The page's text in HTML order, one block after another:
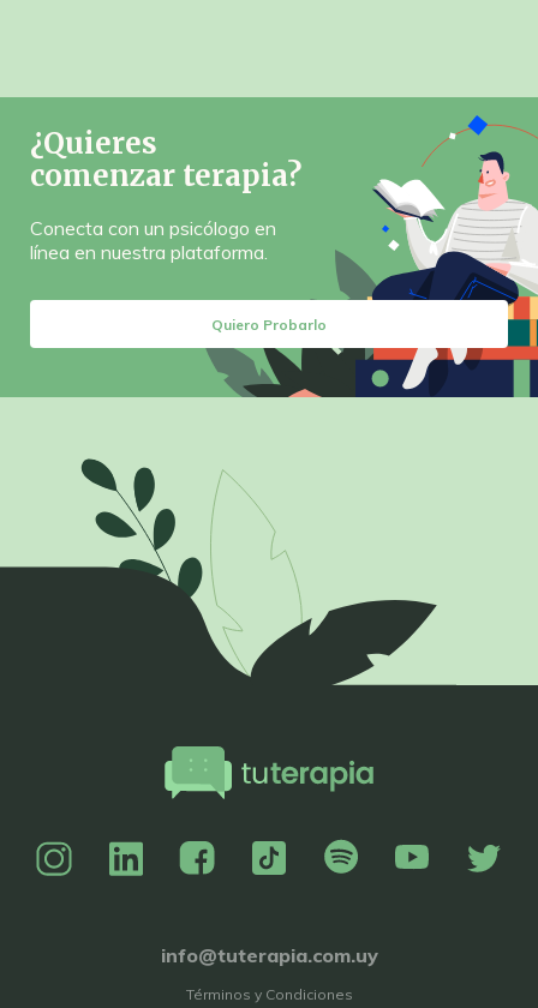
¿Quieres
comenzar terapia?
Conecta con un psicólogo en
línea en nuestra plataforma.
Quiero Probarlo
info@tuterapia.com.uy
Términos y Condiciones